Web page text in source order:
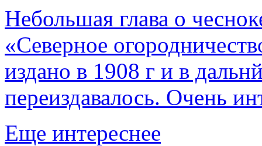
Небольшая глава о
«Северное
издано в 1908 г и в
переиздавалось. Очень
Еще интереснее